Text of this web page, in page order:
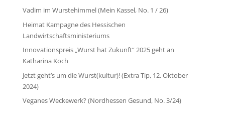
Vadim im Wurstehimmel (Mein Kassel, No. 1 / 26)
Heimat Kampagne des Hessischen
Landwirtschaftsministeriums
Innovationspreis „Wurst hat Zukunft“ 2025 geht an
Katharina Koch
Jetzt geht’s um die Wurst(kultur)! (Extra Tip, 12. Oktober
2024)
Veganes Weckewerk? (Nordhessen Gesund, No. 3/24)